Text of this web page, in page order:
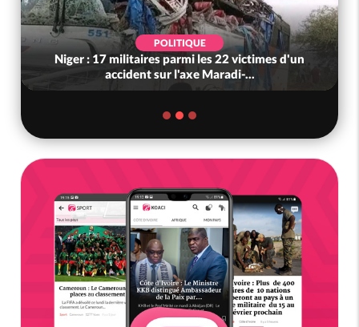
POLITIQUE
Niger : 17 militaires parmi les 22 victimes d'un
accident sur l'axe Maradi-...